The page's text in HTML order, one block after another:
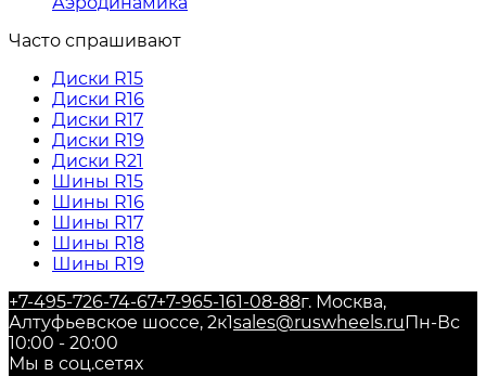
Часто спрашивают
Диски R15
Диски R16
Диски R17
Диски R19
Диски R21
Шины R15
Шины R16
Шины R17
Шины R18
Шины R19
+7-495-726-74-67+7-965-161-08-88г. Москва,
Алтуфьевское шоссе, 2к1sales@ruswheels.ru Пн-Вс
10:00 - 20:00
Мы в соц.сетях